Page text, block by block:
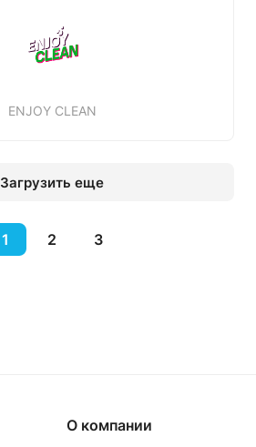
ENJOY CLEAN
Загрузить еще
1 2 3
О компании